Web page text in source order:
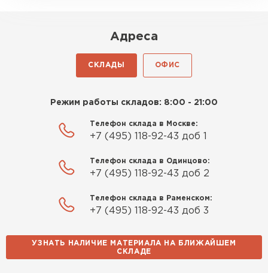
Адреса
СКЛАДЫ ОФИС
Режим работы складов: 8:00 - 21:00
Телефон склада в Москве:
+7 (495) 118-92-43 доб 1
Телефон склада в Одинцово:
+7 (495) 118-92-43 доб 2
Телефон склада в Раменском:
+7 (495) 118-92-43 доб 3
УЗНАТЬ НАЛИЧИЕ МАТЕРИАЛА НА БЛИЖАЙШЕМ
СКЛАДЕ